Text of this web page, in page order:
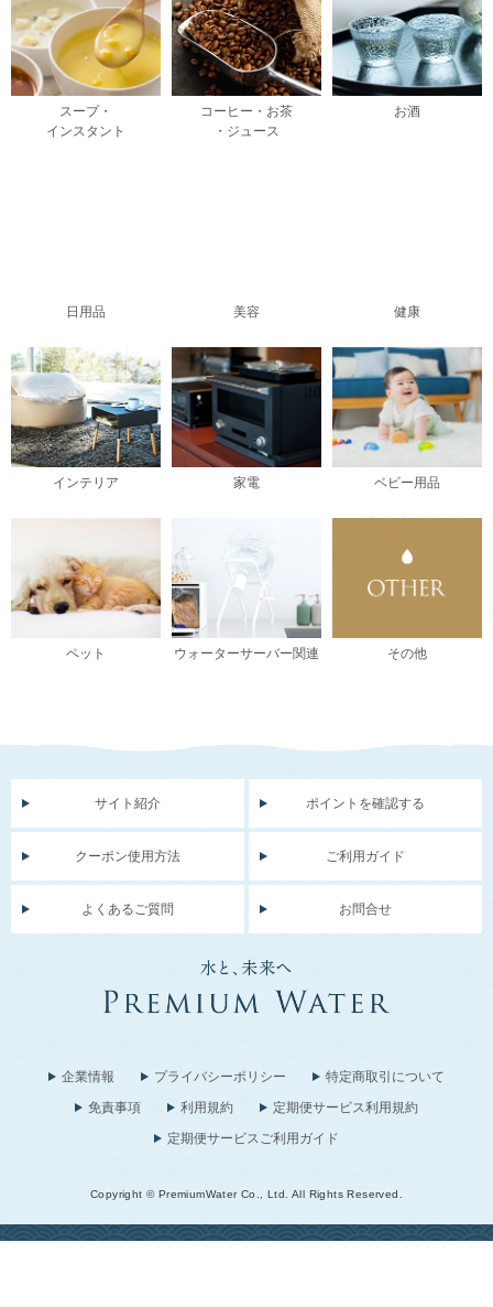
スープ・
インスタント
コーヒー・お茶
・ジュース
お酒
日用品 美容 健康
インテリア 家電 ベビー用品
ペット ウォーターサーバー関連 その他
サイト紹介 ポイントを確認する
クーポン使用方法 ご利用ガイド
よくあるご質問 お問合せ
企業情報 プライバシーポリシー
特定商取引について
免責事項
利用規約
定期便サービス利用規約
定期便サービスご利用ガイド
Copyright © PremiumWater Co., Ltd. All Rights Reserved.